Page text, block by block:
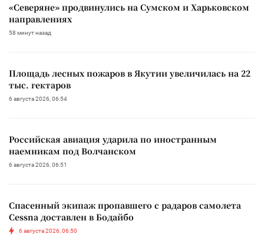
«Северяне» продвинулись на Сумском и Харьковском
направлениях
58 минут назад
Площадь лесных пожаров в Якутии увеличилась на 22
тыс. гектаров
6 августа 2026, 06:54
Российская авиация ударила по иностранным
наемникам под Волчанском
6 августа 2026, 06:51
Спасенный экипаж пропавшего с радаров самолета
Cessna доставлен в Бодайбо
6 августа 2026, 06:50